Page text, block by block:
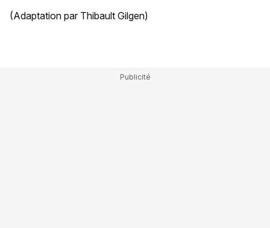
(Adaptation par Thibault Gilgen)